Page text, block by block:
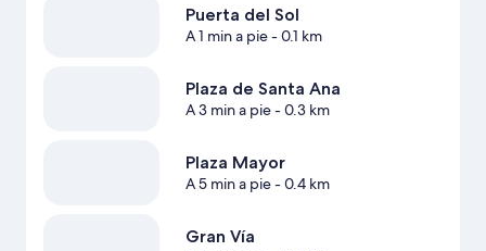
Puerta del Sol
A 1 min a pie- 0.1 km
Plaza de Santa Ana
A 3 min a pie- 0.3 km
Plaza Mayor
A 5 min a pie- 0.4 km
Gran Vía